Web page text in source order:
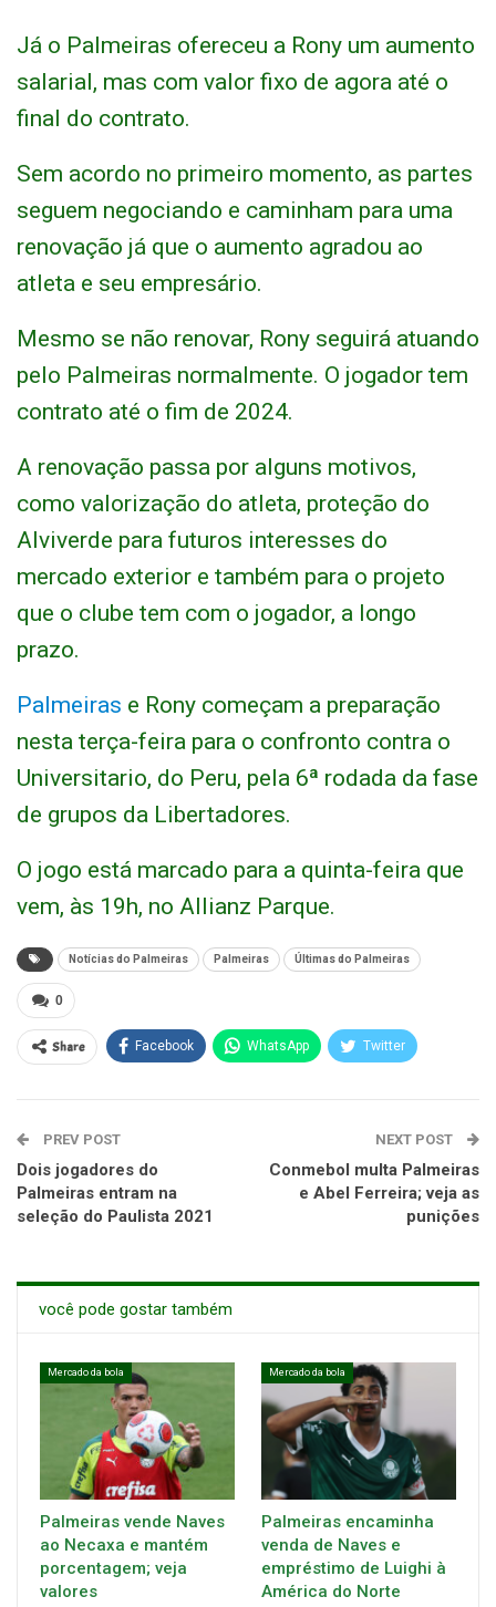
Já o Palmeiras ofereceu a Rony um aumento
salarial, mas com valor fixo de agora até o
final do contrato.
Sem acordo no primeiro momento, as partes
seguem negociando e caminham para uma
renovação já que o aumento agradou ao
atleta e seu empresário.
Mesmo se não renovar, Rony seguirá atuando
pelo Palmeiras normalmente. O jogador tem
contrato até o fim de 2024.
A renovação passa por alguns motivos,
como valorização do atleta, proteção do
Alviverde para futuros interesses do
mercado exterior e também para o projeto
que o clube tem com o jogador, a longo
prazo.
Palmeiras e Rony começam a preparação
nesta terça-feira para o confronto contra o
Universitario, do Peru, pela 6ª rodada da fase
de grupos da Libertadores.
O jogo está marcado para a quinta-feira que
vem, às 19h, no Allianz Parque.
Notícias do Palmeiras Palmeiras Últimas do Palmeiras
0
Share Facebook WhatsApp Twitter
PREV POST
Dois jogadores do
Palmeiras entram na
seleção do Paulista 2021
NEXT POST
Conmebol multa Palmeiras
e Abel Ferreira; veja as
punições
você pode gostar também
Mercado da bola
Palmeiras vende Naves
ao Necaxa e mantém
porcentagem; veja
valores
Mercado da bola
Palmeiras encaminha
venda de Naves e
empréstimo de Luighi à
América do Norte